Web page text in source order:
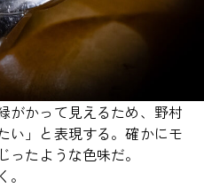
がかって見えるため、野村
い」と表現する。確かにモ
たような色味だ。